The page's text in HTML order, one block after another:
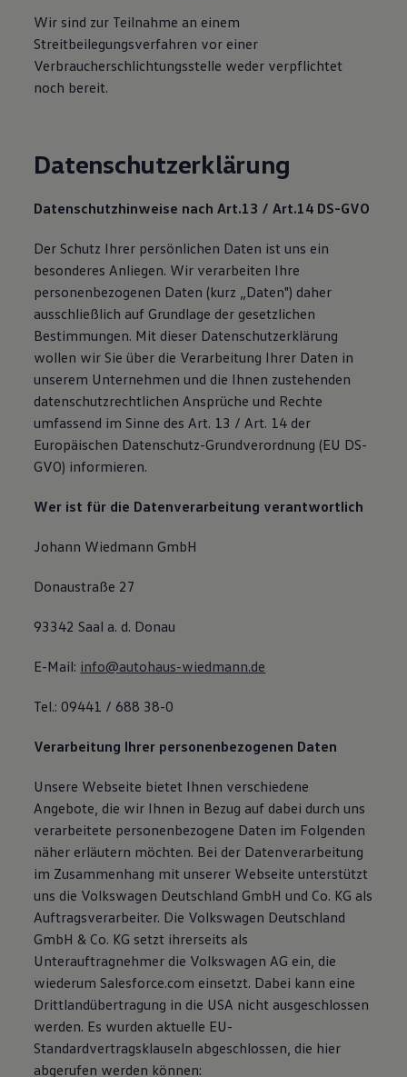
Wir sind zur Teilnahme an einem
Streitbeilegungsverfahren vor einer
Verbraucherschlichtungsstelle weder verpflichtet
noch bereit.
Datenschutzerklärung
Datenschutzhinweise nach Art.13 / Art.14 DS-GVO
Der Schutz Ihrer persönlichen Daten ist uns ein
besonderes Anliegen. Wir verarbeiten Ihre
personenbezogenen Daten (kurz „Daten") daher
ausschließlich auf Grundlage der gesetzlichen
Bestimmungen. Mit dieser Datenschutzerklärung
wollen wir Sie über die Verarbeitung Ihrer Daten in
unserem Unternehmen und die Ihnen zustehenden
datenschutzrechtlichen Ansprüche und Rechte
umfassend im Sinne des Art. 13 / Art. 14 der
Europäischen Datenschutz-Grundverordnung (EU DS-
GVO) informieren.
Wer ist für die Datenverarbeitung verantwortlich
Johann Wiedmann GmbH
Donaustraße 27
93342 Saal a. d. Donau
E-Mail: info@autohaus-wiedmann.de
Tel.: 09441 / 688 38-0
Verarbeitung Ihrer personenbezogenen Daten
Unsere Webseite bietet Ihnen verschiedene
Angebote, die wir Ihnen in Bezug auf dabei durch uns
verarbeitete personenbezogene Daten im Folgenden
näher erläutern möchten. Bei der Datenverarbeitung
im Zusammenhang mit unserer Webseite unterstützt
uns die Volkswagen Deutschland GmbH und Co. KG als
Auftragsverarbeiter. Die Volkswagen Deutschland
GmbH & Co. KG setzt ihrerseits als
Unterauftragnehmer die Volkswagen AG ein, die
wiederum Salesforce.com einsetzt. Dabei kann eine
Drittlandübertragung in die USA nicht ausgeschlossen
werden. Es wurden aktuelle EU-
Standardvertragsklauseln abgeschlossen, die hier
abgerufen werden können: